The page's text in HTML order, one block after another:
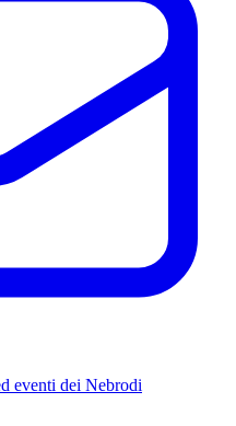
eventi dei Nebrodi